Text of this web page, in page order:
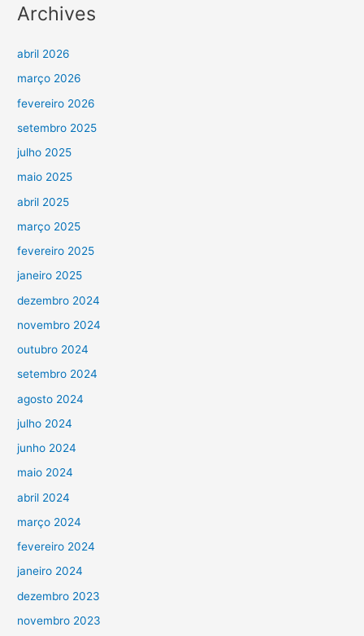
Archives
abril 2026
março 2026
fevereiro 2026
setembro 2025
julho 2025
maio 2025
abril 2025
março 2025
fevereiro 2025
janeiro 2025
dezembro 2024
novembro 2024
outubro 2024
setembro 2024
agosto 2024
julho 2024
junho 2024
maio 2024
abril 2024
março 2024
fevereiro 2024
janeiro 2024
dezembro 2023
novembro 2023